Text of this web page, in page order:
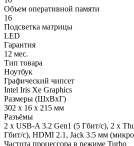
Объем оперативной памяти
16
Подсветка матрицы
LED
Гарантия
12 мес.
Тип товара
Ноутбук
Графический чипсет
Intel Iris Xe Graphics
Размеры (ШхВхГ)
302 x 16 x 215 мм
Разъёмы
2 x USB-A 3.2 Gen1 (5 Гбит/с), 2 x
Гбит/с), HDMI 2.1, Jack 3.5 мм
Частота процессора в режиме Turbo